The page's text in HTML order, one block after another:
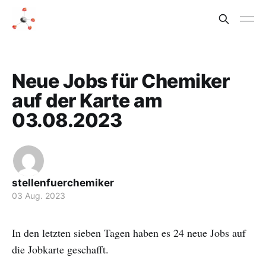
Neue Jobs für Chemiker
auf der Karte am
03.08.2023
stellenfuerchemiker
03 Aug. 2023
In den letzten sieben Tagen haben es 24 neue Jobs auf
die Jobkarte geschafft.